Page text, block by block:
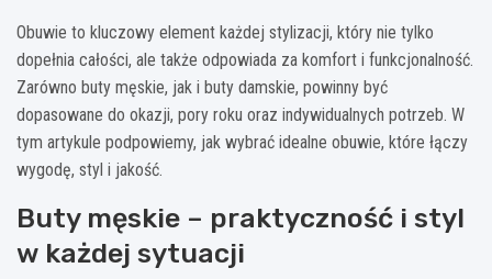
Obuwie to kluczowy element każdej stylizacji, który nie tylko
dopełnia całości, ale także odpowiada za komfort i funkcjonalność.
Zarówno buty męskie, jak i buty damskie, powinny być
dopasowane do okazji, pory roku oraz indywidualnych potrzeb. W
tym artykule podpowiemy, jak wybrać idealne obuwie, które łączy
wygodę, styl i jakość.
Buty męskie – praktyczność i styl
w każdej sytuacji